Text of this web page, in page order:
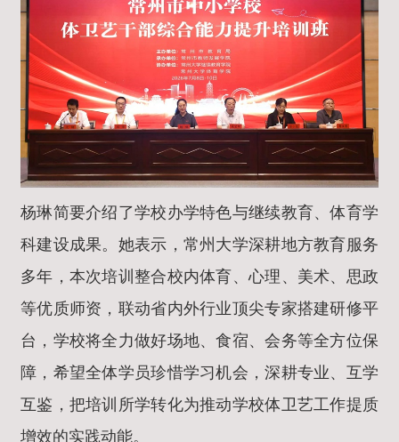
杨琳简要介绍了学校办学特色与继续教育、体育学
科建设成果。她表示，常州大学深耕地方教育服务
多年，本次培训整合校内体育、心理、美术、思政
等优质师资，联动省内外行业顶尖专家搭建研修平
台，学校将全力做好场地、食宿、会务等全方位保
障，希望全体学员珍惜学习机会，深耕专业、互学
互鉴，把培训所学转化为推动学校体卫艺工作提质
增效的实践动能。